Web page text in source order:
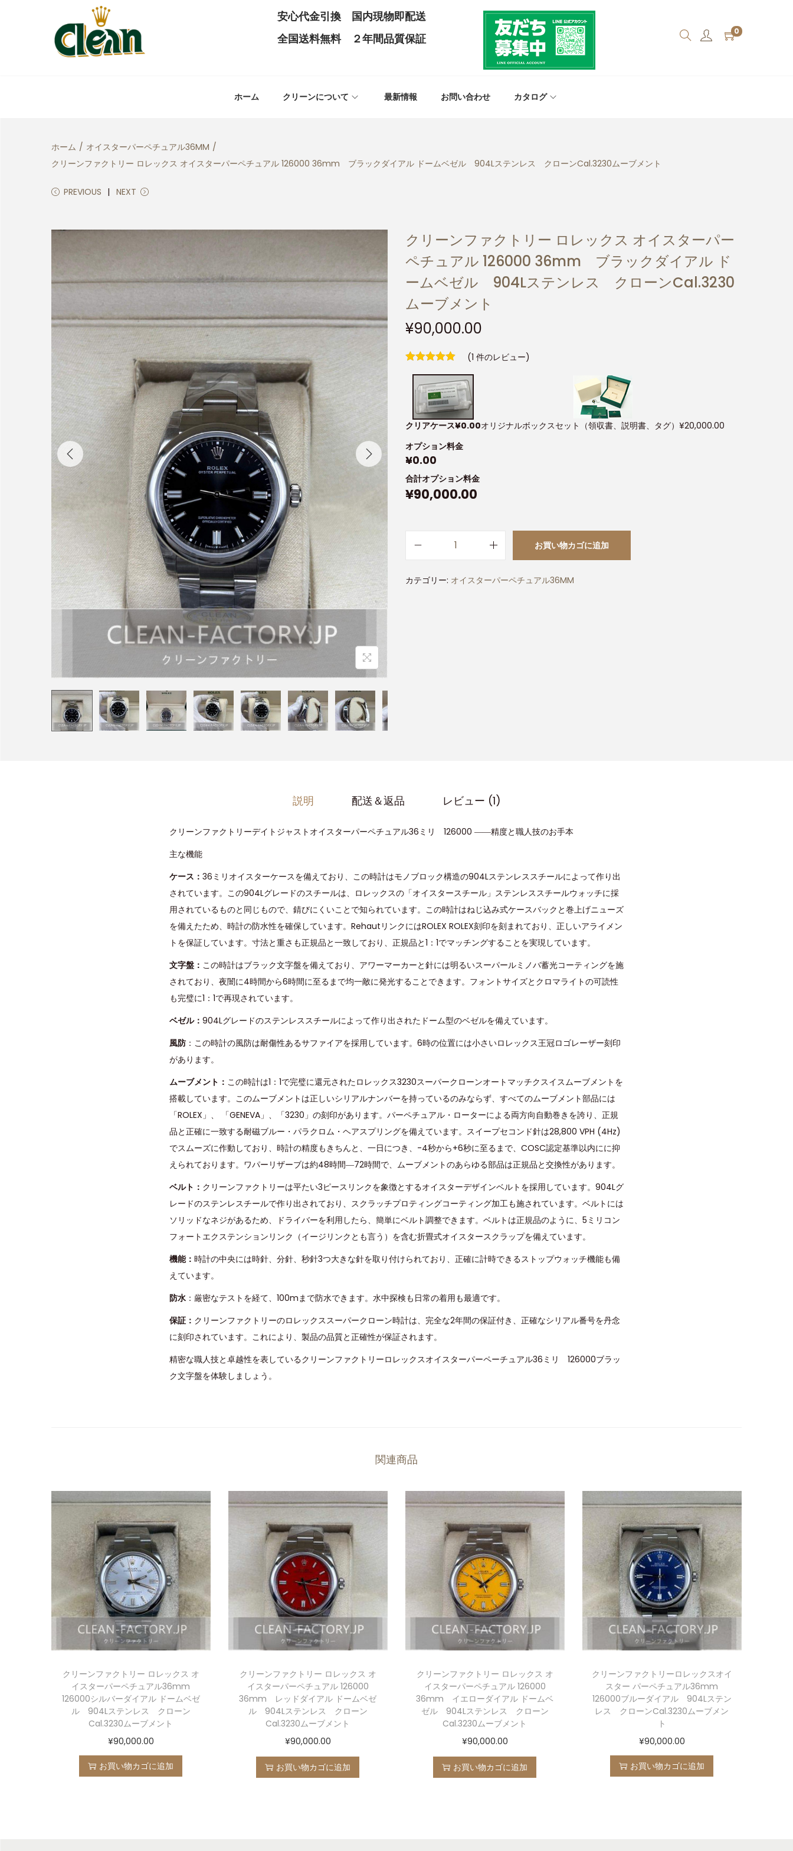
安心代金引換 国内現物即配送
全国送料無料 ２年間品質保証
0
ホーム クリーンについて 最新情報 お問い合わせ カタログ
ホーム / オイスターパーペチュアル36MM /
クリーンファクトリー ロレックス オイスターパーペチュアル 126000 36mm ブラックダイアル ドームベゼル 904Lステンレス クローンCal.3230ムーブメント
PREVIOUS NEXT
クリーンファクトリー ロレックス オイスターパー
ペチュアル 126000 36mm ブラックダイアル ド
ームベゼル 904Lステンレス クローンCal.3230
ムーブメント
¥90,000.00
(1 件のレビュー)
クリアケース¥0.00オリジナルボックスセット（領収書、説明書、タグ） ¥20,000.00
オプション料金
¥0.00
合計オプション料金
¥90,000.00
お買い物カゴに追加
カテゴリー: オイスターパーペチュアル36MM
説明 配送＆返品 レビュー (1)
クリーンファクトリーデイトジャストオイスターパーペチュアル36ミリ 126000 ――精度と職人技のお手本
主な機能
ケース： 36ミリオイスターケースを備えており、この時計はモノブロック構造の904Lステンレススチールによって作り出
されています。この904Lグレードのスチールは、ロレックスの「オイスタースチール」ステンレススチールウォッチに採
用されているものと同じもので、錆びにくいことで知られています。この時計はねじ込み式ケースバックと巻上げニューズ
を備えたため、時計の防水性を確保しています。RehautリンクにはROLEX ROLEX刻印を刻まれており、正しいアライメン
トを保証しています。寸法と重さも正規品と一致しており、正規品と1：1でマッチングすることを実現しています。
文字盤： この時計はブラック文字盤を備えており、アワーマーカーと針には明るいスーパールミノバ蓄光コーティングを施
されており、夜闇に4時間から6時間に至るまで均一敵に発光することできます。フォントサイズとクロマライトの可読性
も完璧に1：1で再現されています。
ベゼル： 904Lグレードのステンレススチールによって作り出されたドーム型のベゼルを備えています。
風防 ：この時計の風防は耐傷性あるサファイアを採用しています。6時の位置には小さいロレックス王冠ロゴレーザー刻印
があります。
ムーブメント： この時計は1：1で完璧に還元されたロレックス3230スーパークローンオートマッチクスイスムーブメントを
搭載しています。このムーブメントは正しいシリアルナンバーを持っているのみならず、すべてのムーブメント部品には
「ROLEX」、 「GENEVA」、「3230」の刻印があります。パーペチュアル・ローターによる両方向自動巻きを誇り、正規
品と正確に一致する耐磁ブルー・パラクロム・ヘアスプリングを備えています。スイープセコンド針は28,800 VPH (4Hz)
でスムーズに作動しており、時計の精度もきちんと、一日につき、-4秒から+6秒に至るまで、COSC認定基準以内にに抑
えられております。ワパーリザーブは約48時間―72時間で、ムーブメントのあらゆる部品は正規品と交換性があります。
ベルト： クリーンファクトリーは平たい3ピースリンクを象徴とするオイスターデザインベルトを採用しています。904Lグ
レードのステンレスチールで作り出されており、スクラッチプロティングコーティング加工も施されています。ベルトには
ソリッドなネジがあるため、ドライバーを利用したら、簡単にベルト調整できます。ベルトは正規品のように、5ミリコン
フォートエクステンションリンク（イージリンクとも言う）を含む折畳式オイスタースクラップを備えています。
機能： 時計の中央には時針、分針、秒針3つ大きな針を取り付けられており、正確に計時できるストップウォッチ機能も備
えています。
防水：厳密なテストを経て、100mまで防水できます。水中探検も日常の着用も最適です。
保証： クリーンファクトリーのロレックススーパークローン時計は、完全な2年間の保証付き、正確なシリアル番号を丹念
に刻印されています。これにより、製品の品質と正確性が保証されます。
精密な職人技と卓越性を表しているクリーンファクトリーロレックスオイスターパーペーチュアル36ミリ 126000ブラッ
ク文字盤を体験しましょう。
関連商品
クリーンファクトリー ロレックス オ
イスターパーペチュアル36mm
126000シルバーダイアル ドームベゼ
ル 904Lステンレス クローン
Cal.3230ムーブメント
¥90,000.00
お買い物カゴに追加
クリーンファクトリー ロレックス オ
イスターパーペチュアル 126000
36mm レッドダイアル ドームベゼ
ル 904Lステンレス クローン
Cal.3230ムーブメント
¥90,000.00
お買い物カゴに追加
クリーンファクトリー ロレックス オ
イスターパーペチュアル 126000
36mm イエローダイアル ドームベ
ゼル 904Lステンレス クローン
Cal.3230ムーブメント
¥90,000.00
お買い物カゴに追加
クリーンファクトリーロレックスオイ
スター パーペチュアル36mm
126000ブルーダイアル 904Lステン
レス クローンCal.3230ムーブメン
ト
¥90,000.00
お買い物カゴに追加